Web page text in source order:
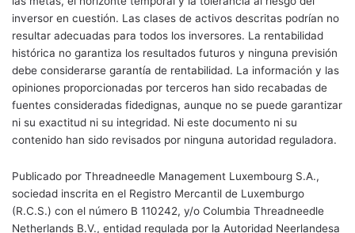
inversor en cuestión. Las clases de activos descritas podrían no
resultar adecuadas para todos los inversores. La rentabilidad
histórica no garantiza los resultados futuros y ninguna previsión
debe considerarse garantía de rentabilidad. La información y las
opiniones proporcionadas por terceros han sido recabadas de
fuentes consideradas fidedignas, aunque no se puede garantizar
ni su exactitud ni su integridad. Ni este documento ni su
contenido han sido revisados por ninguna autoridad reguladora.
Publicado por Threadneedle Management Luxembourg S.A.,
sociedad inscrita en el Registro Mercantil de Luxemburgo
(R.C.S.) con el número B 110242, y/o Columbia Threadneedle
Netherlands B.V., entidad regulada por la Autoridad Neerlandesa